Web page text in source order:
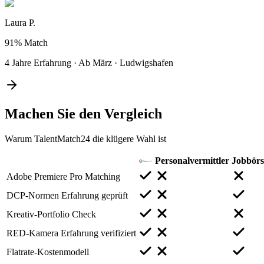
Laura P.
91% Match
4 Jahre Erfahrung · Ab März · Ludwigshafen
Machen Sie den Vergleich
Warum TalentMatch24 die klügere Wahl ist
Personalvermittler
Adobe Premiere Pro Matching
DCP-Normen Erfahrung geprüft
Kreativ-Portfolio Check
RED-Kamera Erfahrung verifiziert
Flatrate-Kostenmodell